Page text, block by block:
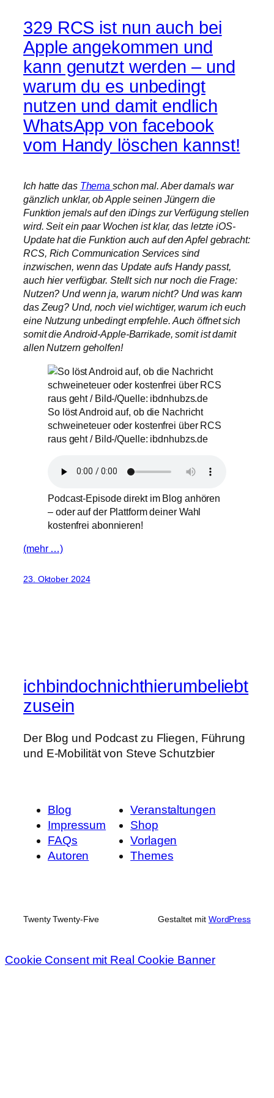
329 RCS ist nun auch bei
Apple angekommen und
kann genutzt werden – und
warum du es unbedingt
nutzen und damit endlich
WhatsApp von facebook
vom Handy löschen kannst!
Ich hatte das Themaschon mal. Aber damals war
gänzlich unklar, ob Apple seinen Jüngern die
Funktion jemals auf den iDings zur Verfügung stellen
wird. Seit ein paar Wochen ist klar, das letzte iOS-
Update hat die Funktion auch auf den Apfel gebracht:
RCS, Rich Communication Services sind
inzwischen, wenn das Update aufs Handy passt,
auch hier verfügbar. Stellt sich nur noch die Frage:
Nutzen? Und wenn ja, warum nicht? Und was kann
das Zeug? Und, noch viel wichtiger, warum ich euch
eine Nutzung unbedingt empfehle. Auch öffnet sich
somit die Android-Apple-Barrikade, somit ist damit
allen Nutzern geholfen!
So löst Android auf, ob die Nachricht
schweineteuer oder kostenfrei über RCS
raus geht / Bild-/Quelle: ibdnhubzs.de
Podcast-Episode direkt im Blog anhören
– oder auf der Plattform deiner Wahl
kostenfrei abonnieren!
(mehr …)
23. Oktober 2024
ichbindochnichthierumbeliebt
zusein
Der Blog und Podcast zu Fliegen, Führung
und E-Mobilität von Steve Schutzbier
Blog
Impressum
FAQs
Autoren
Veranstaltungen
Shop
Vorlagen
Themes
Twenty Twenty-Five Gestaltet mit WordPress
Cookie Consent mit Real Cookie Banner